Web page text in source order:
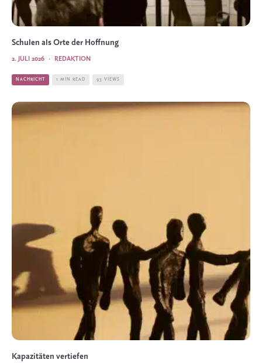
Schulen als Orte der Hoffnung
REDAKTION
·
2. JULI 2026
NACHRICHT 1 MIN READ 93 VIEWS
Kapazitäten vertiefen